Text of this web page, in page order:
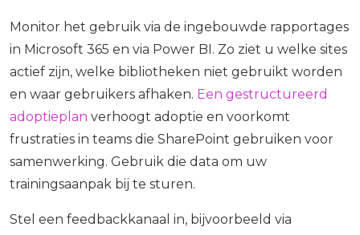
Monitor het gebruik via de ingebouwde rapportages
in Microsoft 365 en via Power BI. Zo ziet u welke sites
actief zijn, welke bibliotheken niet gebruikt worden
en waar gebruikers afhaken. Een gestructureerd
adoptieplan verhoogt adoptie en voorkomt
frustraties in teams die SharePoint gebruiken voor
samenwerking. Gebruik die data om uw
trainingsaanpak bij te sturen.
Stel een feedbackkanaal in, bijvoorbeeld via